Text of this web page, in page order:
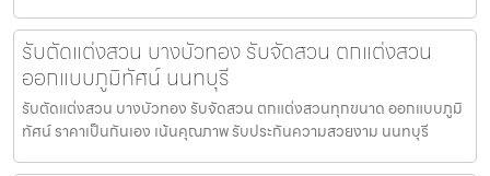
รับตัดแต่งสวน บางบัวทอง รับจัดสวน ตกแต่งสวน
ออกแบบภูมิทัศน์ นนทบุรี
รับตัดแต่งสวน บางบัวทอง รับจัดสวน ตกแต่งสวนทุกขนาด ออกแบบภูมิ
ทัศน์ ราคาเป็นกันเอง เน้นคุณภาพ รับประกันความสวยงาม นนทบุรี